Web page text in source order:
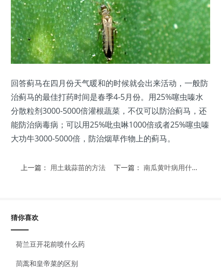
回答蓟马在四月份天气暖和的时候就会出来活动，一般防
治蓟马的最佳打药时间是春季4-5月份。用25%噻虫嗪水
分散粒剂3000-5000倍灌根蔬菜，不仅可以防治蓟马，还
能防治病毒病；可以用25%吡虫啉1000倍或者25%噻虫嗪
大功牛3000-5000倍，防治烟草作物上的蓟马。
上一篇： 用土栽蒜苗的方法 下一篇：南瓜黄叶病用什么药
猜你喜欢
荷兰豆开花前喷什么药
茼蒿和皇帝菜的区别